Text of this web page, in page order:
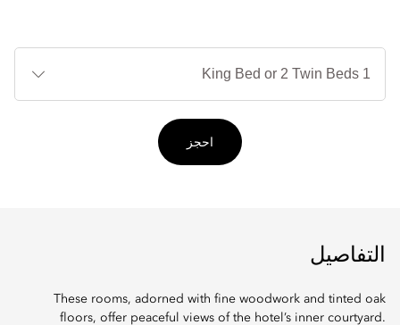
احجز
التفاصيل
These rooms, adorned with fine woodwork and tinted oak
floors, offer peaceful views of the hotel’s inner courtyard.